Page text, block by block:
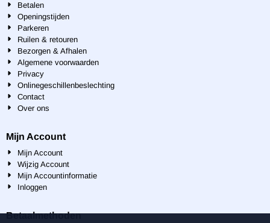
Betalen
Openingstijden
Parkeren
Ruilen & retouren
Bezorgen & Afhalen
Algemene voorwaarden
Privacy
Onlinegeschillenbeslechting
Contact
Over ons
Mijn Account
Mijn Account
Wijzig Account
Mijn Accountinformatie
Inloggen
Betaalmethoden